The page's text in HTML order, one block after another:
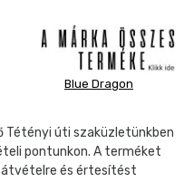
Blue Dragon
úti szaküzletünkben
pontunkon. A terméket
átvételre és értesítést